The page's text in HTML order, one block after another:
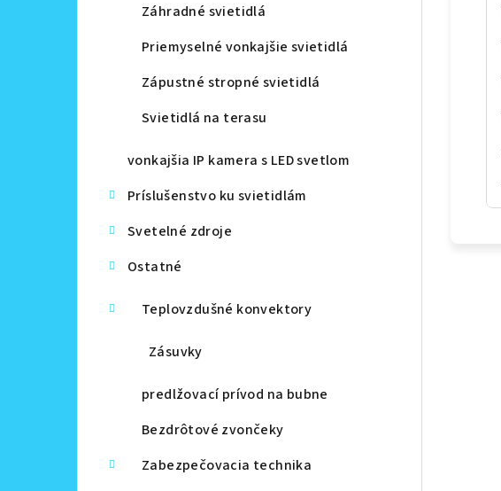
Záhradné svietidlá
Priemyselné vonkajšie svietidlá
Zápustné stropné svietidlá
Svietidlá na terasu
vonkajšia IP kamera s LED svetlom
Príslušenstvo ku svietidlám
Svetelné zdroje
Ostatné
Teplovzdušné konvektory
Zásuvky
predlžovací prívod na bubne
Bezdrôtové zvončeky
Zabezpečovacia technika